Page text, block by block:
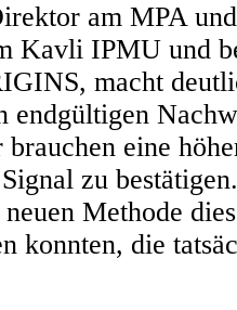
am MPA
Kavli IPMU und
macht
endgültigen
eine
zu
Methode
konnten, die